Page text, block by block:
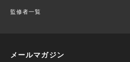
監修者一覧
メールマガジン